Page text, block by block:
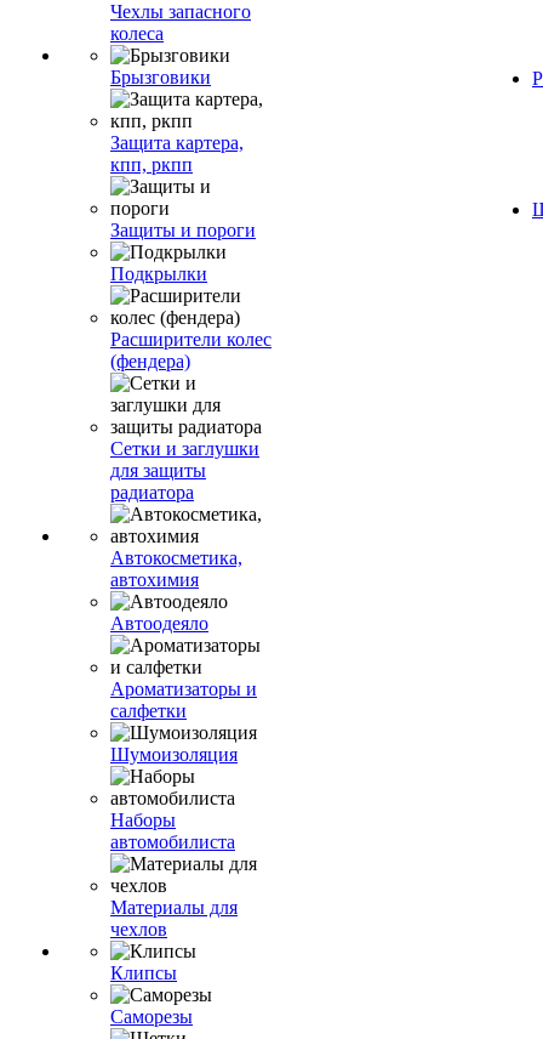
Чехлы запасного
колеса
Брызговики
Защита картера,
кпп, ркпп
Защиты и пороги
Подкрылки
Расширители колес
(фендера)
Сетки и заглушки
для защиты
радиатора
Автокосметика,
автохимия
Автоодеяло
Ароматизаторы и
салфетки
Шумоизоляция
Наборы
автомобилиста
Материалы для
чехлов
Клипсы
Саморезы